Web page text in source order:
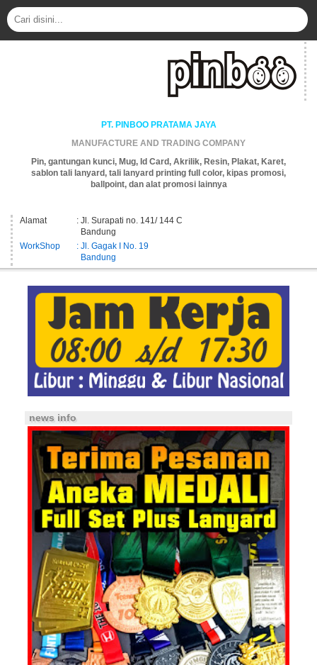
PT. PINBOO PRATAMA JAYA
MANUFACTURE AND TRADING COMPANY
Pin, gantungan kunci, Mug, Id Card, Akrilik, Resin, Plakat, Karet,
sablon tali lanyard, tali lanyard printing full color, kipas promosi,
ballpoint, dan alat promosi lainnya
Alamat
: Jl. Surapati no. 141/ 144 C
Bandung
WorkShop
: Jl. Gagak I No. 19
Bandung
news info